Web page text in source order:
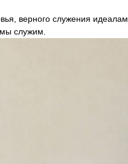
верного служения идеалам
служим.